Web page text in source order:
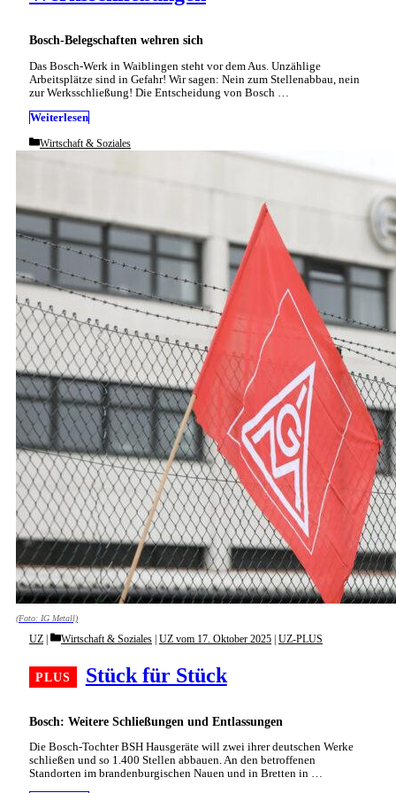
Bosch-Belegschaften wehren sich
Das Bosch-Werk in Waiblingen steht vor dem Aus. Unzählige
Arbeitsplätze sind in Gefahr! Wir sagen: Nein zum Stellenabbau, nein
zur Werksschließung! Die Entscheidung von Bosch …
Weiterlesen
Categories
Wirtschaft & Soziales
(Foto: IG Metall)
Bosch: Weitere Schließungen und Entlassungen
Stück für Stück
UZ Categories
Wirtschaft & Soziales | UZ vom 17. Oktober 2025 | UZ-PLUS
Die Bosch-Tochter BSH Hausgeräte will zwei ihrer deutschen Werke
schließen und so 1.400 Stellen abbauen. An den betroffenen
Standorten im brandenburgischen Nauen und in Bretten in …